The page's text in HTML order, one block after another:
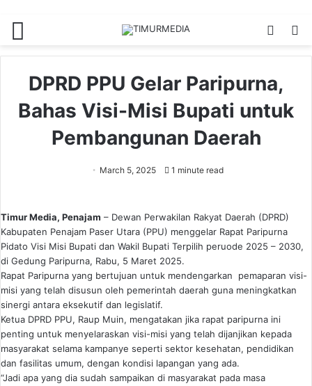
Switch
DPRD PPU Gelar Paripurna,
Bahas Visi-Misi Bupati untuk
Pembangunan Daerah
March 5, 2025 1 minute read
Timur Media, Penajam – Dewan Perwakilan Rakyat Daerah (DPRD)
Kabupaten Penajam Paser Utara (PPU) menggelar Rapat Paripurna
Pidato Visi Misi Bupati dan Wakil Bupati Terpilih peruode 2025 – 2030,
di Gedung Paripurna, Rabu, 5 Maret 2025.
Rapat Paripurna yang bertujuan untuk mendengarkan pemaparan visi-
misi yang telah disusun oleh pemerintah daerah guna meningkatkan
sinergi antara eksekutif dan legislatif.
Ketua DPRD PPU, Raup Muin, mengatakan jika rapat paripurna ini
penting untuk menyelaraskan visi-misi yang telah dijanjikan kepada
masyarakat selama kampanye seperti sektor kesehatan, pendidikan
dan fasilitas umum, dengan kondisi lapangan yang ada.
“Jadi apa yang dia sudah sampaikan di masyarakat pada masa